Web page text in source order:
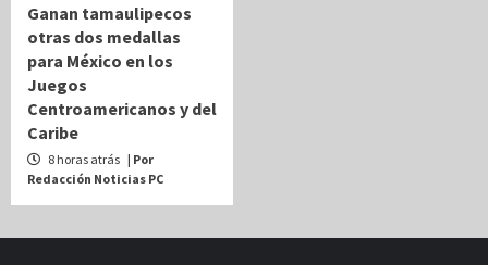
Ganan tamaulipecos
otras dos medallas
para México en los
Juegos
Centroamericanos y del
Caribe
8 horas atrás | Por
Redacción Noticias PC